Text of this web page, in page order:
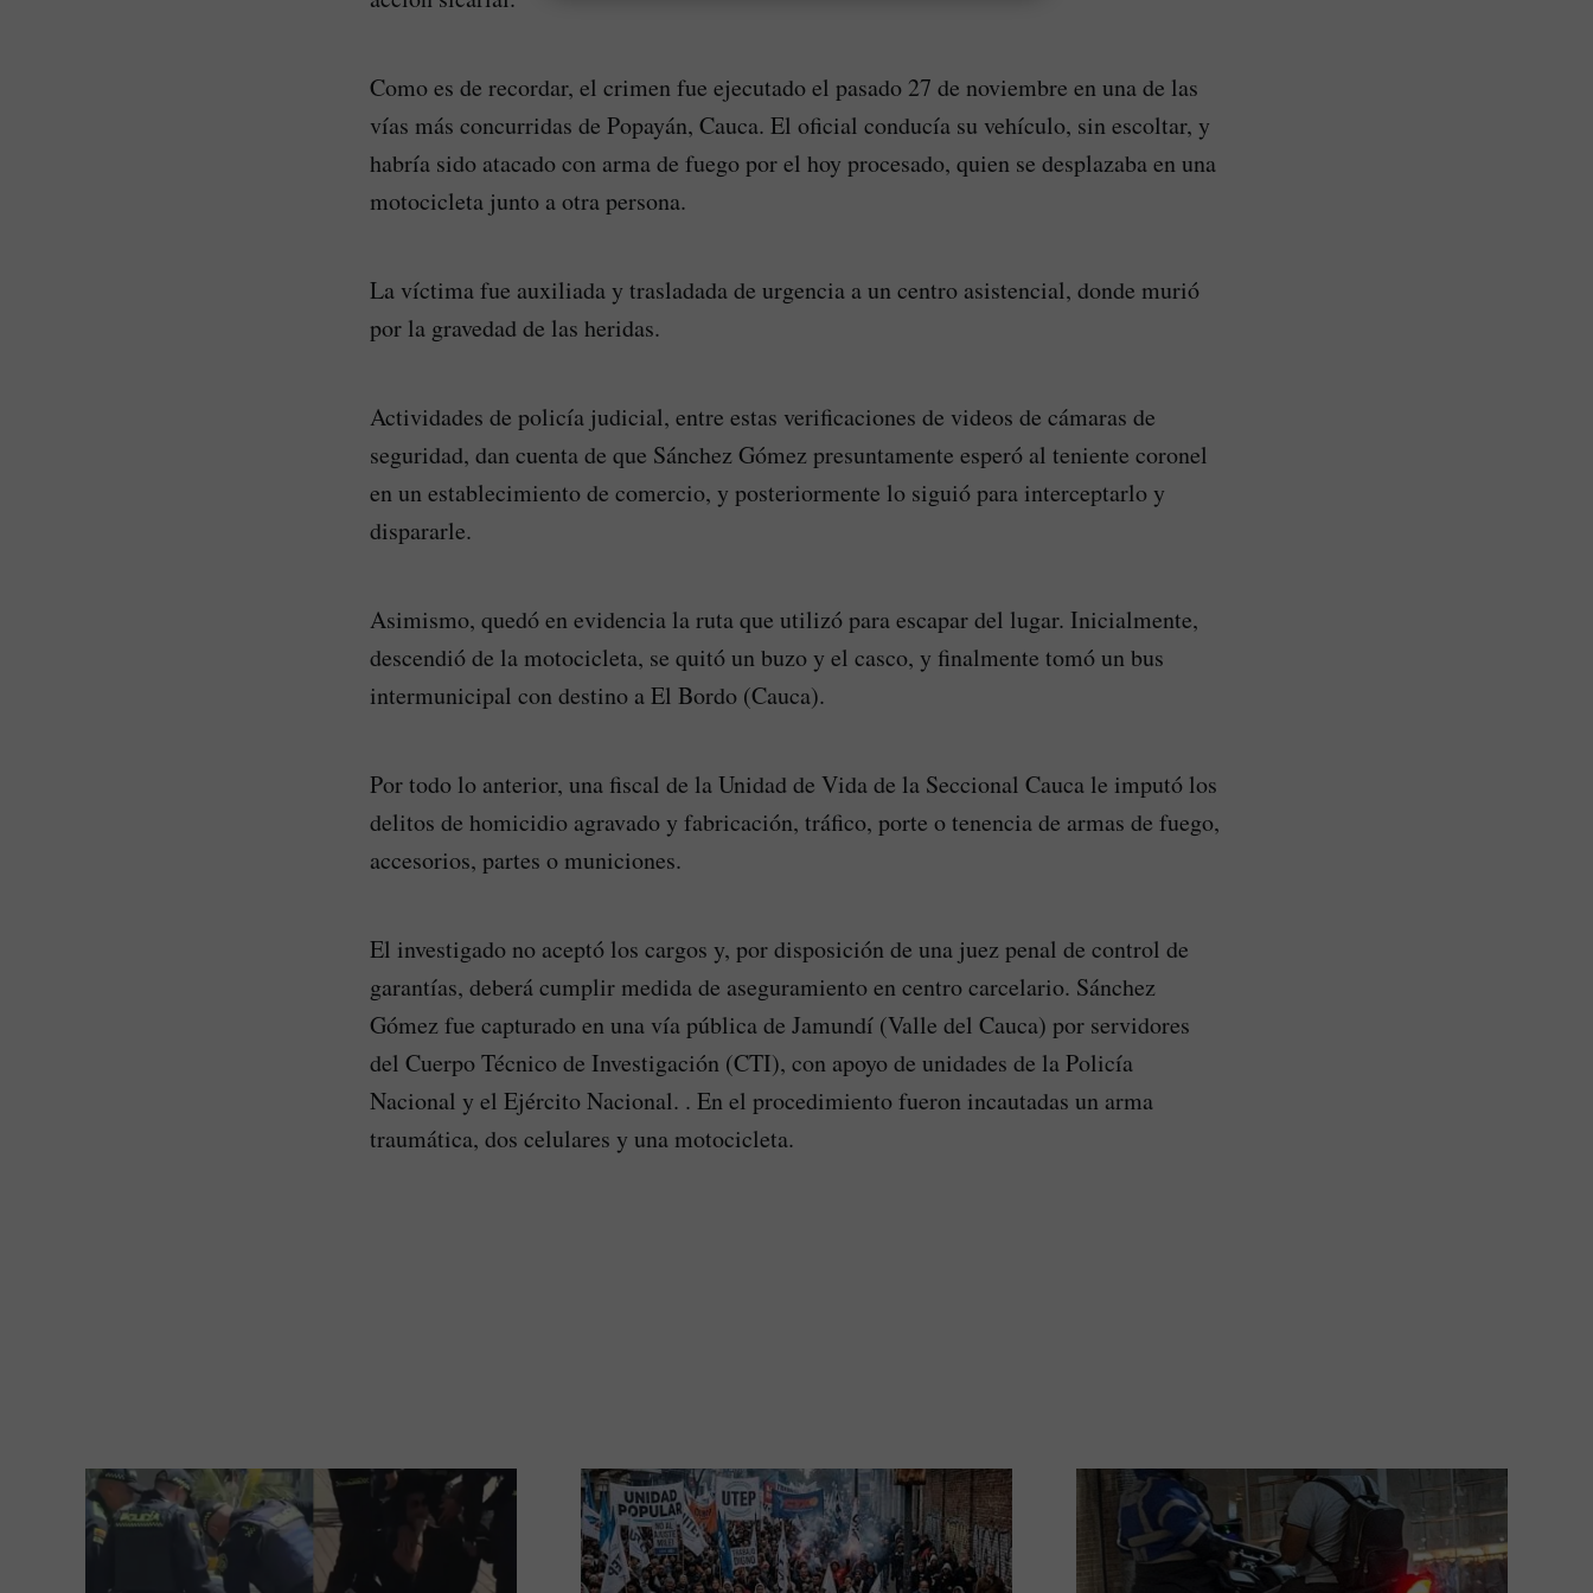
Como es de recordar, el crimen fue ejecutado el pasado 27 de noviembre en una de las
vías más concurridas de Popayán, Cauca. El oficial conducía su vehículo, sin escoltar, y
habría sido atacado con arma de fuego por el hoy procesado, quien se desplazaba en una
motocicleta junto a otra persona.
La víctima fue auxiliada y trasladada de urgencia a un centro asistencial, donde murió
por la gravedad de las heridas.
Actividades de policía judicial, entre estas verificaciones de videos de cámaras de
seguridad, dan cuenta de que Sánchez Gómez presuntamente esperó al teniente coronel
en un establecimiento de comercio, y posteriormente lo siguió para interceptarlo y
dispararle.
Asimismo, quedó en evidencia la ruta que utilizó para escapar del lugar. Inicialmente,
descendió de la motocicleta, se quitó un buzo y el casco, y finalmente tomó un bus
intermunicipal con destino a El Bordo (Cauca).
Por todo lo anterior, una fiscal de la Unidad de Vida de la Seccional Cauca le imputó los
delitos de homicidio agravado y fabricación, tráfico, porte o tenencia de armas de fuego,
accesorios, partes o municiones.
El investigado no aceptó los cargos y, por disposición de una juez penal de control de
garantías, deberá cumplir medida de aseguramiento en centro carcelario. Sánchez
Gómez fue capturado en una vía pública de Jamundí (Valle del Cauca) por servidores
del Cuerpo Técnico de Investigación (CTI), con apoyo de unidades de la Policía
Nacional y el Ejército Nacional. . En el procedimiento fueron incautadas un arma
traumática, dos celulares y una motocicleta.